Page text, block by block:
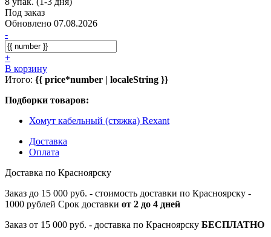
Под заказ
Обновлено 07.08.2026
-
+
В корзину
Итого: {{ price*number | localeString }}
Подборки товаров:
Хомут кабельный (стяжка) Rexant
Доставка
Оплата
Доставка по Красноярску
Заказ до 15 000 руб. - стоимость доставки по Красноярску -
1000 рублей Срок доставки от 2 до 4 дней
Заказ от 15 000 руб. - доставка по Красноярску БЕСПЛАТНО